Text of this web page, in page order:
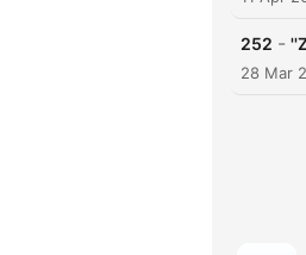
252 -
28 Mar